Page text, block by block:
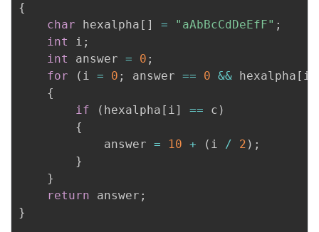
{
char hexalpha [ ] = "aAbBcCdDeEfF" ;
int
i ;
int
answer = 0 ;
for
( i = 0 ; answer == 0 && hexalpha [ i
{
if
( hexalpha [ i] == c )
{
            answer
= 10 + ( i / 2 ) ;
}
}
return answer ;
}